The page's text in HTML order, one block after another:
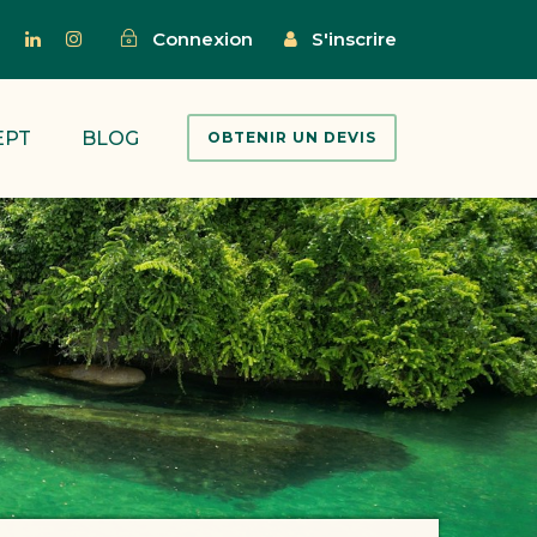
Connexion S'inscrire
BLOG OBTENIR UN DEVIS